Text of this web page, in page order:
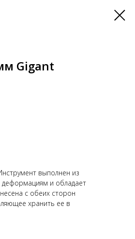
Gigant
выполнен из
деформациям и обладает
с обеих сторон
хранить ее в